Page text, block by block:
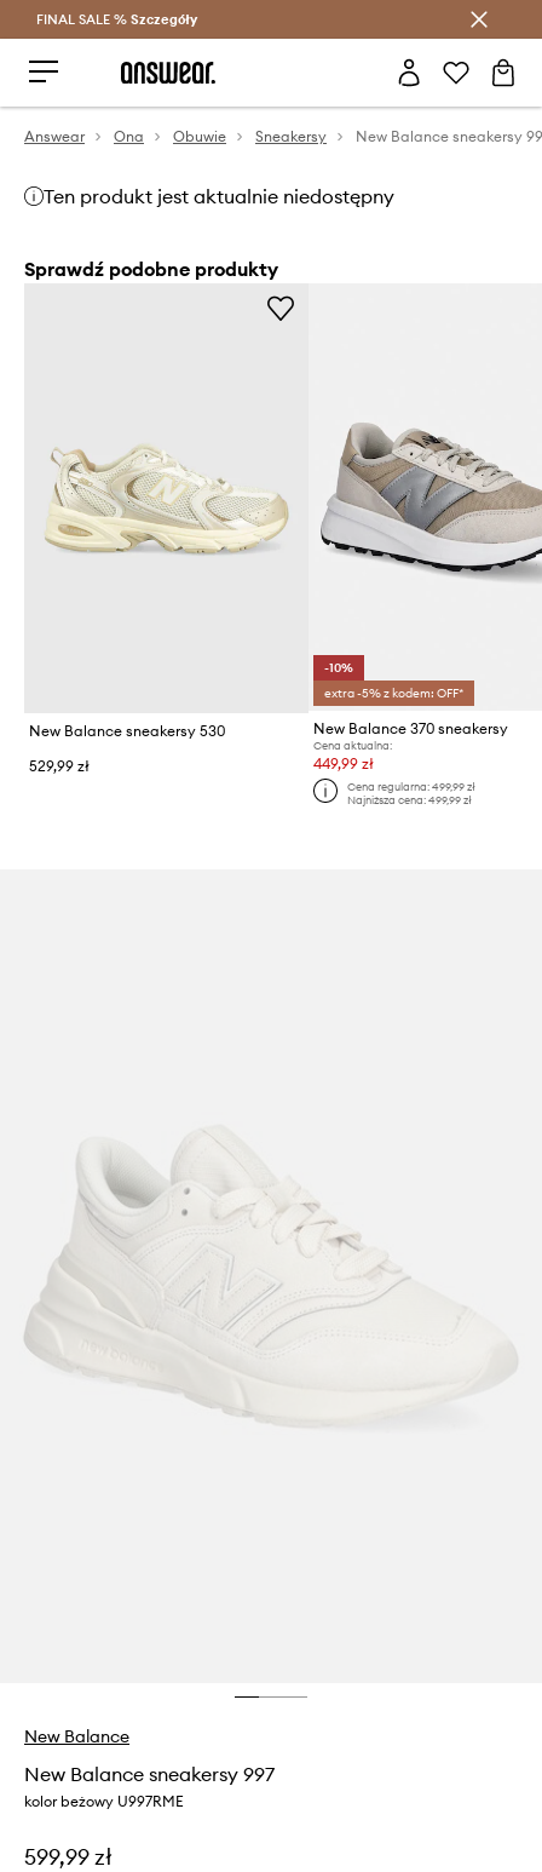
Oszczędzaj z Answear Club >
FINAL SALE % Szczegóły
Answear Ona Obuwie Sneakersy New Balance sneakersy
Ten produkt jest aktualnie niedostępny
Sprawdź podobne produkty
New Balance sneakersy 530
529,99 zł
-10%
extra -5% z kodem: OFF*
New Balance 370 sneakersy
Cena aktualna:
449,99 zł
Cena regularna: 499,99 zł
Najniższa cena: 499,99 zł
New Balance
New Balance sneakersy 997
kolor beżowy U997RME
599,99 zł